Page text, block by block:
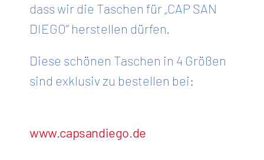
dass wir die Taschen für „CAP SAN
DIEGO“ herstellen dürfen.
Diese schönen Taschen in 4 Größen
sind exklusiv zu bestellen bei:​
www.capsandiego.de